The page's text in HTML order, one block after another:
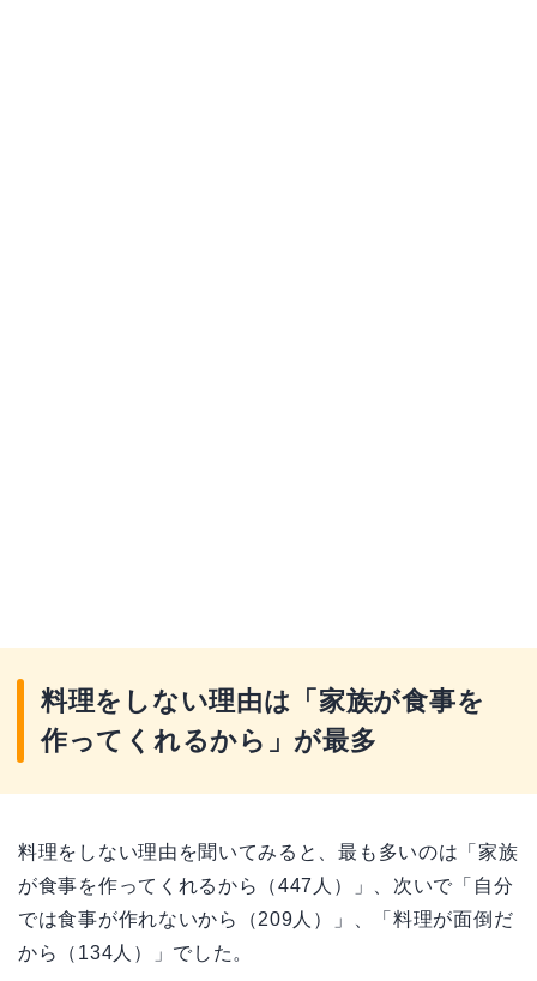
料理をしない理由は「家族が食事を
作ってくれるから」が最多
料理をしない理由を聞いてみると、最も多いのは「家族
が食事を作ってくれるから（447人）」、次いで「自分
では食事が作れないから（209人）」、「料理が面倒だ
から（134人）」でした。